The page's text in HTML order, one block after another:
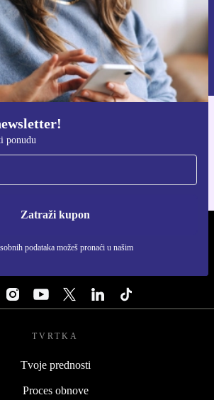
ponudu
Zatraži kupon
podataka možeš pronaći u našim
Zatraži kupon
osobnih podataka možeš pronaći u našim
.
Preuzmi refurbed aplikaciju
Za iOS i Android
TVRTKA
Tvoje prednosti
Proces obnove